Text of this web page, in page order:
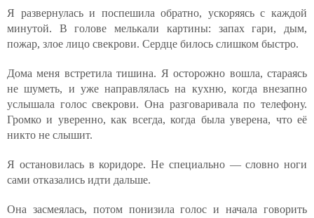
Я развернулась и поспешила обратно, ускоряясь с каждой
минутой. В голове мелькали картины: запах гари, дым,
пожар, злое лицо свекрови. Сердце билось слишком быстро.
Дома меня встретила тишина. Я осторожно вошла, стараясь
не шуметь, и уже направлялась на кухню, когда внезапно
услышала голос свекрови. Она разговаривала по телефону.
Громко и уверенно, как всегда, когда была уверена, что её
никто не слышит.
Я остановилась в коридоре. Не специально — словно ноги
сами отказались идти дальше.
Она засмеялась, потом понизила голос и начала говорить